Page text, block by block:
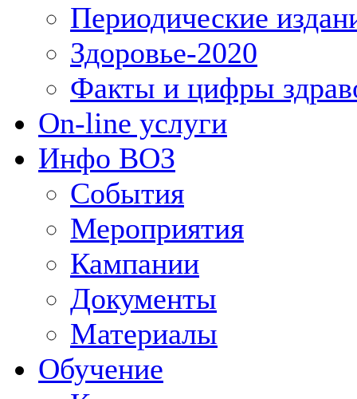
Периодические
Здоровье-2020
Факты и цифры
On-line услуги
Инфо ВОЗ
События
Мероприятия
Кампании
Документы
Материалы
Обучение